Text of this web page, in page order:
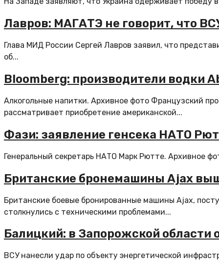
Лавров: МАГАТЭ не говорит, что
Глава МИД России Сергей Лавров заявил, что
об...
Bloomberg: производители водки
Алкогольные напитки. Архивное фото Французский
рассматривает приобретение американской...
Фази: заявление генсека НАТО
Генеральный секретарь НАТО Марк Рютте. Архивное
Британские бронемашины Ajax
Британские боевые бронированные машины Ajax,
столкнулись с техническими проблемами...
Балицкий: в Запорожской
ВСУ нанесли удар по объекту энергетической